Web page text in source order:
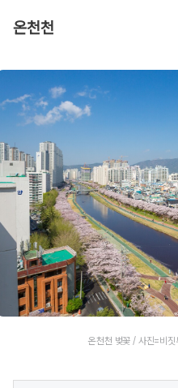
온천천
온천천 벚꽃 / 사진=비